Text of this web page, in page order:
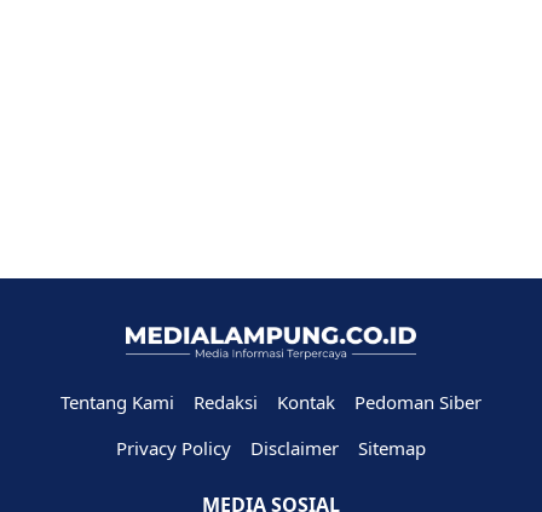
Tentang Kami Redaksi Kontak
Pedoman Siber
Privacy Policy
Disclaimer Sitemap
MEDIA SOSIAL